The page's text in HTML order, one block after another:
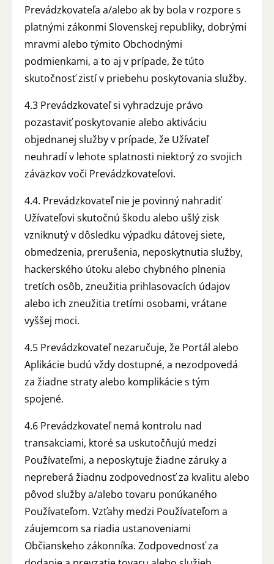
Prevádzkovateľa a/alebo ak by bola v rozpore s
platnými zákonmi Slovenskej republiky, dobrými
mravmi alebo týmito Obchodnými
podmienkami, a to aj v prípade, že túto
skutočnosť zistí v priebehu poskytovania služby.
4.3 Prevádzkovateľ si vyhradzuje právo
pozastaviť poskytovanie alebo aktiváciu
objednanej služby v prípade, že Užívateľ
neuhradí v lehote splatnosti niektorý zo svojich
záväzkov voči Prevádzkovateľovi.
4.4. Prevádzkovateľ nie je povinný nahradiť
Užívateľovi skutočnú škodu alebo ušlý zisk
vzniknutý v dôsledku výpadku dátovej siete,
obmedzenia, prerušenia, neposkytnutia služby,
hackerského útoku alebo chybného plnenia
tretích osôb, zneužitia prihlasovacích údajov
alebo ich zneužitia tretími osobami, vrátane
vyššej moci.
4.5 Prevádzkovateľ nezaručuje, že Portál alebo
Aplikácie budú vždy dostupné, a nezodpovedá
za žiadne straty alebo komplikácie s tým
spojené.
4.6 Prevádzkovateľ nemá kontrolu nad
transakciami, ktoré sa uskutočňujú medzi
Používateľmi, a neposkytuje žiadne záruky a
nepreberá žiadnu zodpovednosť za kvalitu alebo
pôvod služby a/alebo tovaru ponúkaného
Používateľom. Vzťahy medzi Používateľom a
záujemcom sa riadia ustanoveniami
Občianskeho zákonníka. Zodpovednosť za